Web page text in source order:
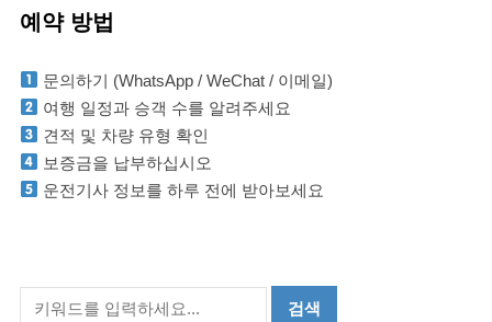
예약 방법
문의하기 (WhatsApp / WeChat / 이메일)
여행 일정과 승객 수를 알려주세요
견적 및 차량 유형 확인
보증금을 납부하십시오
운전기사 정보를 하루 전에 받아보세요